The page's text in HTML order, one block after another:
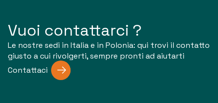
Vuoi contattarci ?
Le nostre sedi in Italia e in Polonia: qui trovi il contatto
giusto a cui rivolgerti, sempre pronti ad aiutarti
Contattaci